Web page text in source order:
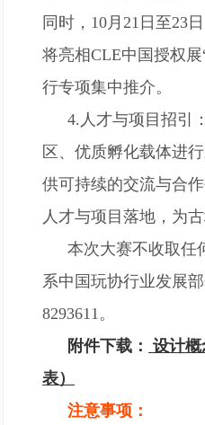
同时，10月21日至23
将亮相CLE中国授权
行专项集中推介。
4.人才与项目招引
区、优质孵化载体进
供可持续的交流与合
人才与项目落地，为
本次大赛不收取任
系中国玩协行业发展
8293611。
附件下载： 设计概
表）
注意事项：